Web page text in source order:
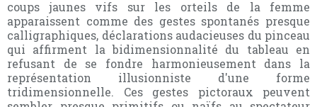
coups jaunes vifs sur les orteils de la femme
apparaissent comme des gestes spontanés presque
calligraphiques, déclarations audacieuses du pinceau
qui affirment la bidimensionnalité du tableau en
refusant de se fondre harmonieusement dans la
représentation illusionniste d'une forme
tridimensionnelle. Ces gestes pictoraux peuvent